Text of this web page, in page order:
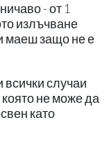
- от 1
излъчване
маеш защо не е
всички случаи
не може да
като